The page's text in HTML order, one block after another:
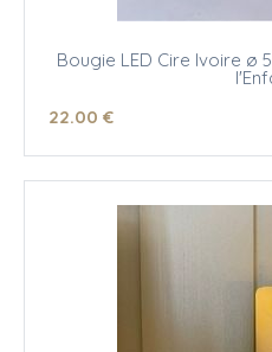
Bougie LED Cire Ivoire ø
22.00 €